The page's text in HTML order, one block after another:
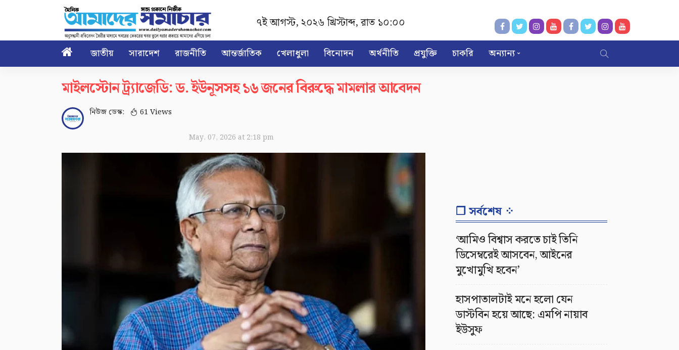
৭ই আগস্ট, ২০২৬ খ্রিস্টাব্দ,রাত ১০:০০
 জাতীয় সারাদেশ রাজনীতি আন্তর্জাতিক খেলাধুলা বিনোদন অর্থনীতি প্রযুক্তি চাকরি অন্যান্য
মাইলস্টোন ট্র্যাজেডি: ড. ইউনূসসহ ১৬ জনের বিরুদ্ধে মামলার আবেদন
নিউজ ডেস্ক: 61 Views
May. 07, 2026 at 2:18 pm
❐ সর্বশেষ ⁘
‘আমিও বিশ্বাস করতে চাই তিনি
ডিসেম্বরেই আসবেন, আইনের
মুখোমুখি হবেন’
হাসপাতালটাই মনে হলো যেন
ডাস্টবিন হয়ে আছে: এমপি নায়াব
ইউসুফ